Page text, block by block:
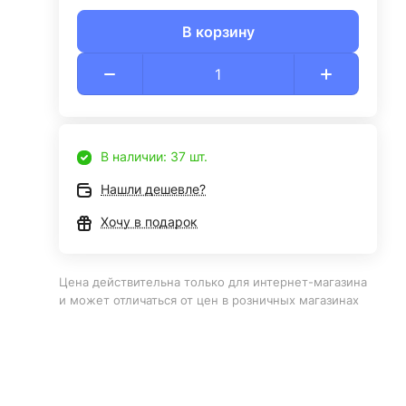
В корзину
В наличии: 37 шт.
Нашли дешевле?
Хочу в подарок
Цена действительна только для интернет-магазина
и может отличаться от цен в розничных магазинах